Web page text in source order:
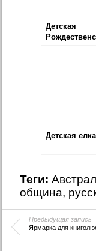
Детская
Детская
Теги:
община,
Предыдущая запись
Ярмарка для